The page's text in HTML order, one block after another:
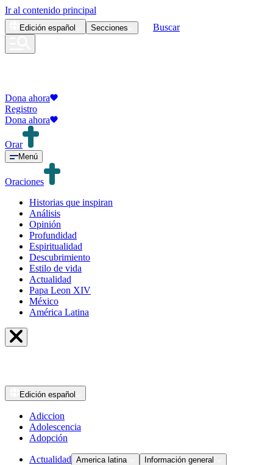
Ir al contenido principal
Edición español Secciones Buscar
Dona ahora
Registro
Dona ahora
Orar
Menú
Oraciones
Historias que inspiran
Análisis
Opinión
Profundidad
Espiritualidad
Descubrimiento
Estilo de vida
Actualidad
Papa Leon XIV
México
América Latina
Edición español
Adiccion
Adolescencia
Adopción
Actualidad America latina
Información general